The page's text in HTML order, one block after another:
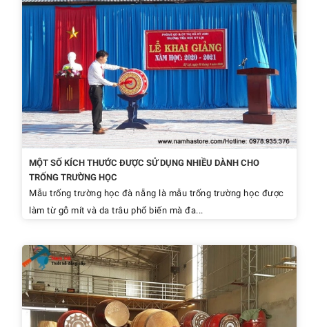
MỘT SỐ KÍCH THƯỚC ĐƯỢC SỬ DỤNG NHIỀU DÀNH CHO
TRỐNG TRƯỜNG HỌC
Mẫu trống trường học đà nẵng là mẫu trống trường học được
làm từ gỗ mít và da trâu phổ biến mà đa...